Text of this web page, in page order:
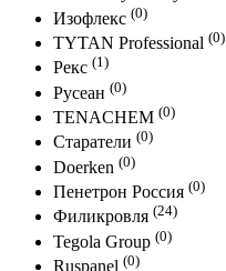
Изофлекс (0)
TYTAN Professional (0)
Рекс (1)
Русеан (0)
TENACHEM (0)
Старатели (0)
Doerken (0)
Пенетрон Россия (0)
Филикровля (24)
Tegola Group (0)
Ruspanel (0)